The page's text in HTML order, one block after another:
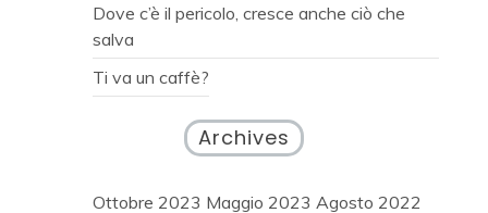
Dove c’è il pericolo, cresce anche ciò che
salva
Ti va un caffè?
Archives
Ottobre 2023 Maggio 2023 Agosto 2022